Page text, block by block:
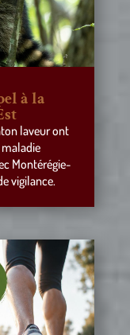
à la
laveur ont
Montérégie-
vigilance.